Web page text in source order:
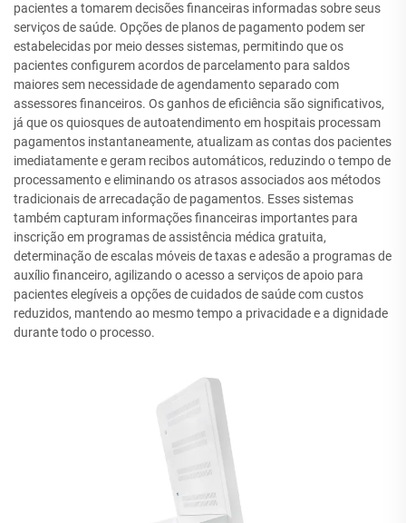
pacientes a tomarem decisões financeiras informadas sobre seus
serviços de saúde. Opções de planos de pagamento podem ser
estabelecidas por meio desses sistemas, permitindo que os
pacientes configurem acordos de parcelamento para saldos
maiores sem necessidade de agendamento separado com
assessores financeiros. Os ganhos de eficiência são significativos,
já que os quiosques de autoatendimento em hospitais processam
pagamentos instantaneamente, atualizam as contas dos pacientes
imediatamente e geram recibos automáticos, reduzindo o tempo de
processamento e eliminando os atrasos associados aos métodos
tradicionais de arrecadação de pagamentos. Esses sistemas
também capturam informações financeiras importantes para
inscrição em programas de assistência médica gratuita,
determinação de escalas móveis de taxas e adesão a programas de
auxílio financeiro, agilizando o acesso a serviços de apoio para
pacientes elegíveis a opções de cuidados de saúde com custos
reduzidos, mantendo ao mesmo tempo a privacidade e a dignidade
durante todo o processo.